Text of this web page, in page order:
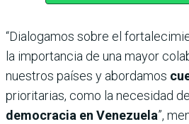
“Dialogamos sobre el
la importancia de una mayor
nuestros países y abordamos
prioritarias, como la necesidad
democracia en Venezuela”,